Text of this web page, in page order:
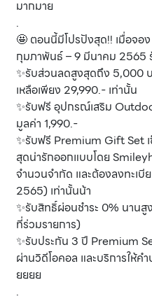
มากมาย
.
🤩 ตอนนี้มีโปรปังสุด!! เมื่อจอ
กุมภาพันธ์ – 9 มีนาคม 2565
✨รับส่วนลดสูงสุดถึง 5,000
เหลือเพียง 29,990.- เท่านั้น
✨รับฟรี อุปกรณ์เสริม
มูลค่า 1,990.-
✨รับฟรี Premium Gift Set
สุดน่ารักออกแบบโดย
จำนวนจำกัด และต้องลงทะเ
2565) เท่านั้นน้า
✨รับสิทธิ์ผ่อนชำระ 0% นานสู
ที่ร่วมรายการ)
✨รับประกัน 3 ปี Premium
ผ่านวิดีโอคอล และบริการให้
ยยยย
.